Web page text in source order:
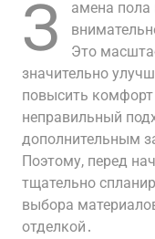
З
амена пола
Это
значительно
повысить
неправильный
дополнительным
Поэтому, перед
тщательно
выбора
отделкой․